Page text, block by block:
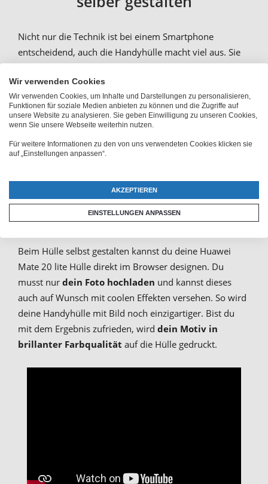
Nicht nur die Technik ist bei einem Smartphone
entscheidend, auch die Handyhülle macht viel aus. Sie
schützt dein Huawei Mate 20 lite optimal vor Stößen
oder Schmutz. Und damit deine Hülle genauso
individuell ist wie du, kannst du deineHuawei Mate 20
lite Hülle selbst gestalten. Ob mit Foto oder mit
Namen – deiner Kreativität sind fast keine Grenzen
gesetzt.
Huawei Mate 20 lite Fotohülle
mit eigenem Bild gestalten
Beim Hülle selbst gestalten kannst du deine Huawei
Mate 20 lite Hülle direkt im Browser designen. Du
musst nur dein Foto hochladen und kannst dieses
auch auf Wunsch mit coolen Effekten versehen. So wird
deine Handyhülle mit Bild noch einzigartiger. Bist du
mit dem Ergebnis zufrieden, wird dein Motiv in
brillanter Farbqualität auf die Hülle gedruckt.
Wir verwenden Cookies
Wir verwenden Cookies, um Inhalte und Darstellungen zu personalisieren,
Funktionen für soziale Medien anbieten zu können und die Zugriffe auf
unsere Website zu analysieren. Sie geben Einwilligung zu unseren Cookies,
wenn Sie unsere Webseite weiterhin nutzen.
Für weitere Informationen zu den von uns verwendeten Cookies klicken sie
auf „Einstellungen anpassen“.
AKZEPTIEREN
EINSTELLUNGEN ANPASSEN